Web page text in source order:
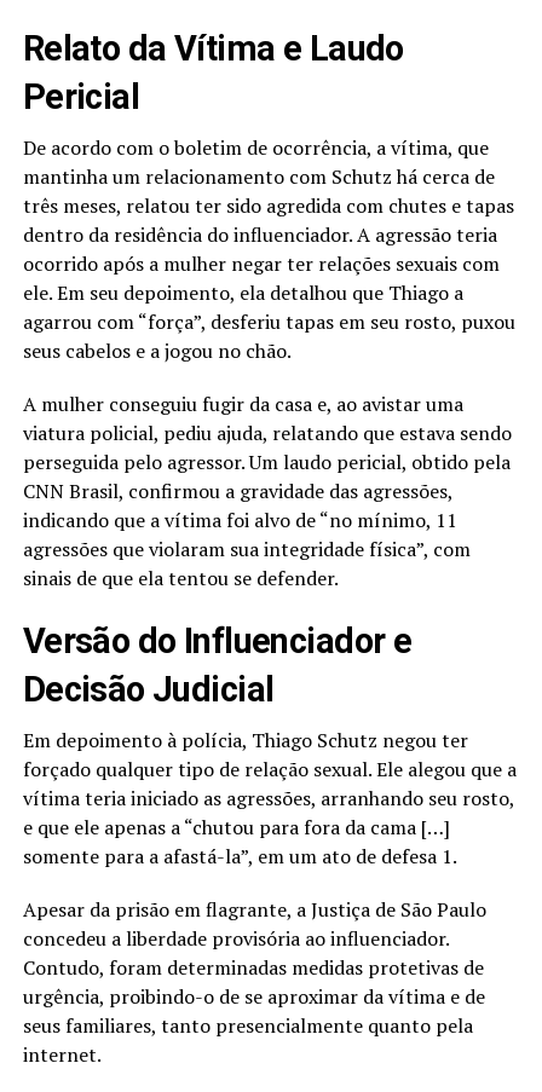
Relato da Vítima e Laudo
Pericial
De acordo com o boletim de ocorrência, a vítima, que
mantinha um relacionamento com Schutz há cerca de
três meses, relatou ter sido agredida com chutes e tapas
dentro da residência do influenciador. A agressão teria
ocorrido após a mulher negar ter relações sexuais com
ele. Em seu depoimento, ela detalhou que Thiago a
agarrou com “força”, desferiu tapas em seu rosto, puxou
seus cabelos e a jogou no chão.
A mulher conseguiu fugir da casa e, ao avistar uma
viatura policial, pediu ajuda, relatando que estava sendo
perseguida pelo agressor. Um laudo pericial, obtido pela
CNN Brasil, confirmou a gravidade das agressões,
indicando que a vítima foi alvo de “no mínimo, 11
agressões que violaram sua integridade física”, com
sinais de que ela tentou se defender.
Versão do Influenciador e
Decisão Judicial
Em depoimento à polícia, Thiago Schutz negou ter
forçado qualquer tipo de relação sexual. Ele alegou que a
vítima teria iniciado as agressões, arranhando seu rosto,
e que ele apenas a “chutou para fora da cama […]
somente para a afastá-la”, em um ato de defesa 1.
Apesar da prisão em flagrante, a Justiça de São Paulo
concedeu a liberdade provisória ao influenciador.
Contudo, foram determinadas medidas protetivas de
urgência, proibindo-o de se aproximar da vítima e de
seus familiares, tanto presencialmente quanto pela
internet.